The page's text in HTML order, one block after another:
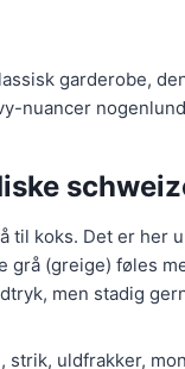
garderobe,
nuancer
til koks. Det er her
grå (greige) føles
men stadig
strik, uldfrakker,